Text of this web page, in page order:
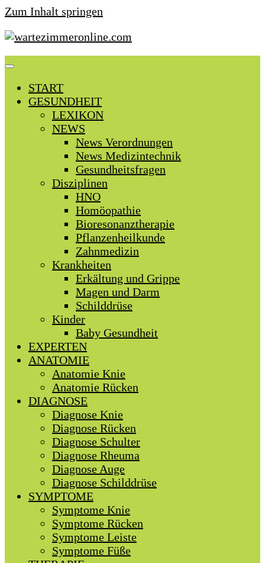
Zum Inhalt springen
START
GESUNDHEIT
LEXIKON
NEWS
News Verordnungen
News Medizintechnik
Gesundheitsfragen
Disziplinen
HNO
Homöopathie
Bioresonanztherapie
Pflanzenheilkunde
Zahnmedizin
Krankheiten
Erkältung und Grippe
Magen und Darm
Schilddrüse
Kinder
Baby Gesundheit
EXPERTEN
ANATOMIE
Anatomie Knie
Anatomie Rücken
DIAGNOSE
Diagnose Knie
Diagnose Rücken
Diagnose Schulter
Diagnose Rheuma
Diagnose Auge
Diagnose Schilddrüse
SYMPTOME
Symptome Knie
Symptome Rücken
Symptome Leiste
Symptome Füße